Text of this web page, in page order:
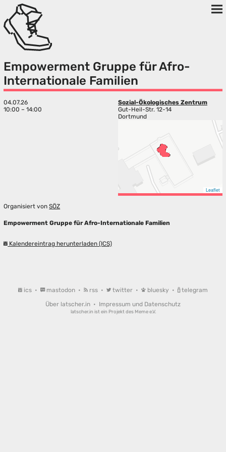
Empowerment Gruppe für Afro-
Internationale Familien
04.07.26
10:00 – 14:00
Sozial-Ökologisches Zentrum
Gut-Heil-Str. 12-14
Dortmund
Leaflet
Organisiert vonSÖZ
Empowerment Gruppe für Afro-Internationale Familien
Kalendereintrag herunterladen (ICS)
ics • mastodon • rss • twitter • bluesky •
telegram
Über latscher.in • Impressum und Datenschutz
latscher.in ist ein Projekt des Meme e.V.